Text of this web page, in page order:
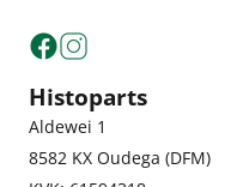
Histoparts
Aldewei 1
8582 KX Oudega (DFM)